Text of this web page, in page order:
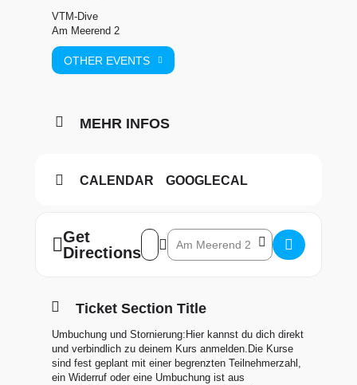
VTM-Dive
Am Meerend 2
OTHER EVENTS
MEHR INFOS
CALENDAR GOOGLECAL
Get
Directions
Address – Schnuppertauchen See []
Destination Address –
Ticket Section Title
Umbuchung und Stornierung:Hier kannst du dich direkt
und verbindlich zu deinem Kurs anmelden.Die Kurse
sind fest geplant mit einer begrenzten Teilnehmerzahl,
ein Widerruf oder eine Umbuchung ist aus